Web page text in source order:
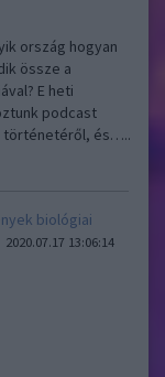
ország hogyan
össze a
E heti
podcast
történetéről, és…..
biológiai
2020.07.17 13:06:14